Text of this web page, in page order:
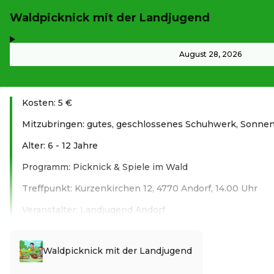
Waldpicknick mit der Landjugend
August 28, 2026
Kosten: 5 €
Mitzubringen: gutes, geschlossenes Schuhwerk,
Alter: 6 - 12 Jahre
Programm: Picknick & Spiele im Wald
Treffpunkt: Kurzenkirchen 12, 4770 Andorf, 14.00 Uhr
Veranstalter: Landjugend Andorf
Waldpicknick mit der Landjugend